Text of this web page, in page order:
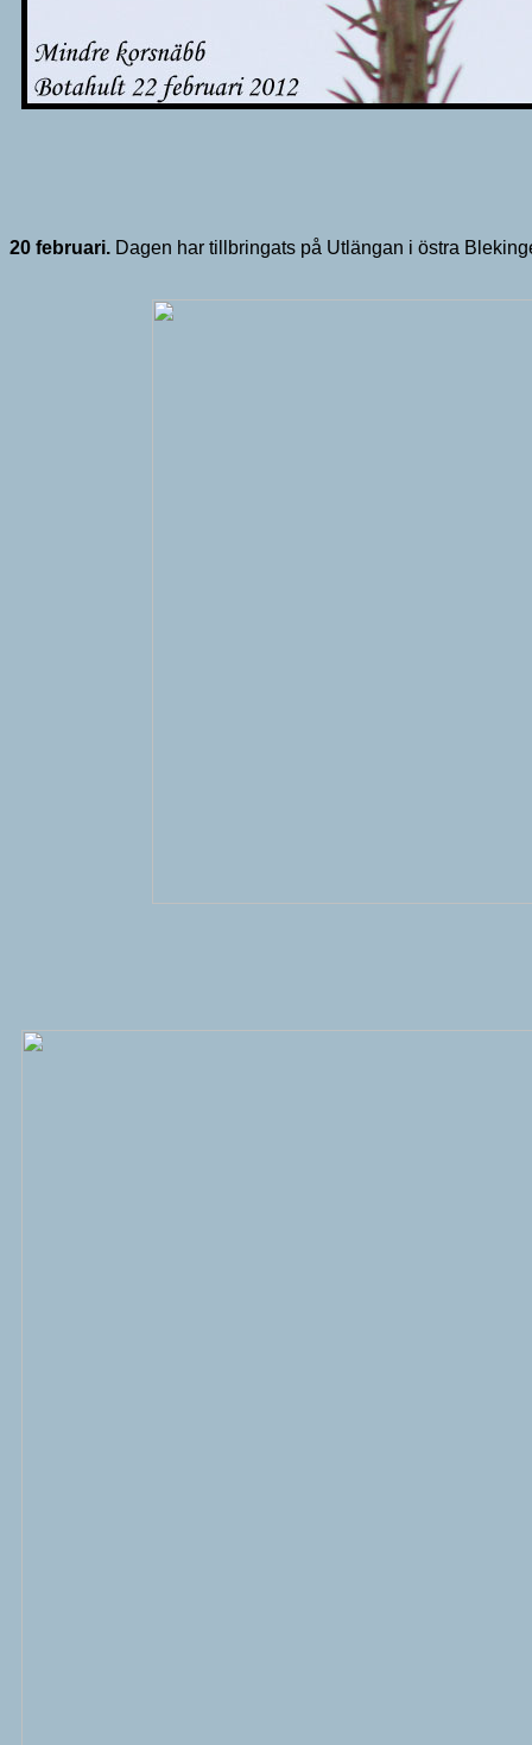
20 februari. Dagen har tillbringats på Utlängan i östra